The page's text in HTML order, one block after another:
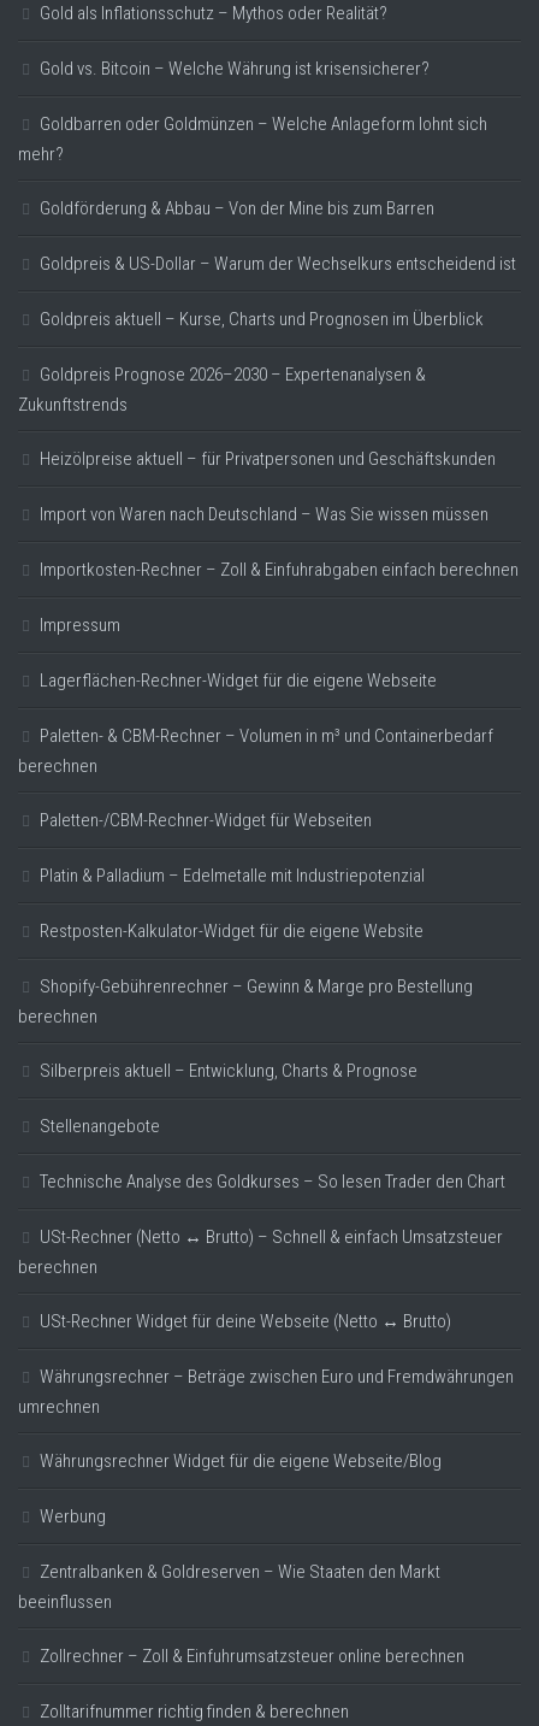
Gold als Inflationsschutz – Mythos oder Realität?
Gold vs. Bitcoin – Welche Währung ist krisensicherer?
Goldbarren oder Goldmünzen – Welche Anlageform lohnt sich
mehr?
Goldförderung & Abbau – Von der Mine bis zum Barren
Goldpreis & US-Dollar – Warum der Wechselkurs entscheidend ist
Goldpreis aktuell – Kurse, Charts und Prognosen im Überblick
Goldpreis Prognose 2026–2030 – Expertenanalysen &
Zukunftstrends
Heizölpreise aktuell – für Privatpersonen und Geschäftskunden
Import von Waren nach Deutschland – Was Sie wissen müssen
Importkosten-Rechner – Zoll & Einfuhrabgaben einfach berechnen
Impressum
Lagerflächen-Rechner-Widget für die eigene Webseite
Paletten- & CBM-Rechner – Volumen in m³ und Containerbedarf
berechnen
Paletten-/CBM-Rechner-Widget für Webseiten
Platin & Palladium – Edelmetalle mit Industriepotenzial
Restposten-Kalkulator-Widget für die eigene Website
Shopify-Gebührenrechner – Gewinn & Marge pro Bestellung
berechnen
Silberpreis aktuell – Entwicklung, Charts & Prognose
Stellenangebote
Technische Analyse des Goldkurses – So lesen Trader den Chart
USt-Rechner (Netto ↔ Brutto) – Schnell & einfach Umsatzsteuer
berechnen
USt-Rechner Widget für deine Webseite (Netto ↔ Brutto)
Währungsrechner – Beträge zwischen Euro und Fremdwährungen
umrechnen
Währungsrechner Widget für die eigene Webseite/Blog
Werbung
Zentralbanken & Goldreserven – Wie Staaten den Markt
beeinflussen
Zollrechner – Zoll & Einfuhrumsatzsteuer online berechnen
Zolltarifnummer richtig finden & berechnen